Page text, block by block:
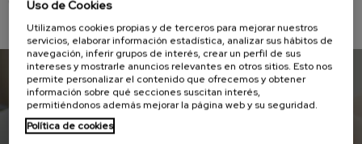
Asóciate a la UCE
Juntos seremos más fuertes en la defensa
Uso de Cookies
Utilizamos cookies propias y de terceros para mejorar nuestros
servicios, elaborar información estadística, analizar sus hábitos de
navegación, inferir grupos de interés, crear un perfil de sus
intereses y mostrarle anuncios relevantes en otros sitios. Esto nos
permite personalizar el contenido que ofrecemos y obtener
información sobre qué secciones suscitan interés,
permitiéndonos además mejorar la página web y su seguridad.
Política de cookies